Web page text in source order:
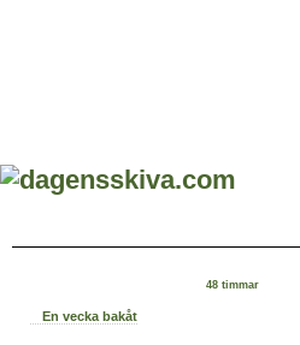
48 timmar
En vecka bakåt